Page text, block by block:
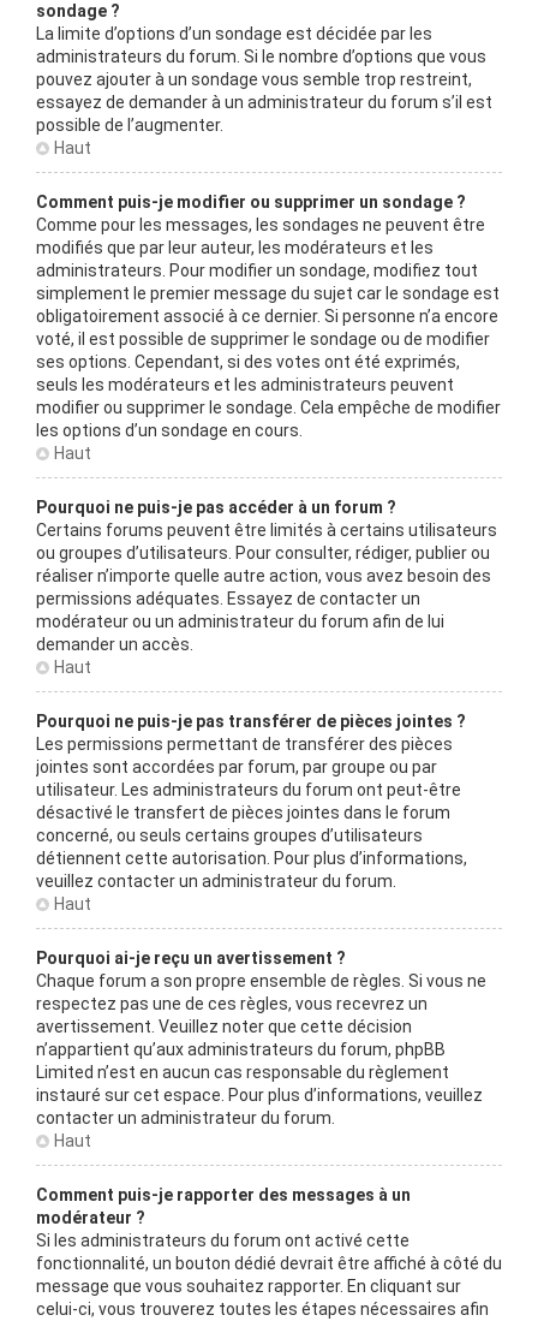
sondage ?
La limite d’options d’un sondage est décidée par les
administrateurs du forum. Si le nombre d’options que vous
pouvez ajouter à un sondage vous semble trop restreint,
essayez de demander à un administrateur du forum s’il est
possible de l’augmenter.
Haut
Comment puis-je modifier ou supprimer un sondage ?
Comme pour les messages, les sondages ne peuvent être
modifiés que par leur auteur, les modérateurs et les
administrateurs. Pour modifier un sondage, modifiez tout
simplement le premier message du sujet car le sondage est
obligatoirement associé à ce dernier. Si personne n’a encore
voté, il est possible de supprimer le sondage ou de modifier
ses options. Cependant, si des votes ont été exprimés,
seuls les modérateurs et les administrateurs peuvent
modifier ou supprimer le sondage. Cela empêche de modifier
les options d’un sondage en cours.
Haut
Pourquoi ne puis-je pas accéder à un forum ?
Certains forums peuvent être limités à certains utilisateurs
ou groupes d’utilisateurs. Pour consulter, rédiger, publier ou
réaliser n’importe quelle autre action, vous avez besoin des
permissions adéquates. Essayez de contacter un
modérateur ou un administrateur du forum afin de lui
demander un accès.
Haut
Pourquoi ne puis-je pas transférer de pièces jointes ?
Les permissions permettant de transférer des pièces
jointes sont accordées par forum, par groupe ou par
utilisateur. Les administrateurs du forum ont peut-être
désactivé le transfert de pièces jointes dans le forum
concerné, ou seuls certains groupes d’utilisateurs
détiennent cette autorisation. Pour plus d’informations,
veuillez contacter un administrateur du forum.
Haut
Pourquoi ai-je reçu un avertissement ?
Chaque forum a son propre ensemble de règles. Si vous ne
respectez pas une de ces règles, vous recevrez un
avertissement. Veuillez noter que cette décision
n’appartient qu’aux administrateurs du forum, phpBB
Limited n’est en aucun cas responsable du règlement
instauré sur cet espace. Pour plus d’informations, veuillez
contacter un administrateur du forum.
Haut
Comment puis-je rapporter des messages à un
modérateur ?
Si les administrateurs du forum ont activé cette
fonctionnalité, un bouton dédié devrait être affiché à côté du
message que vous souhaitez rapporter. En cliquant sur
celui-ci, vous trouverez toutes les étapes nécessaires afin